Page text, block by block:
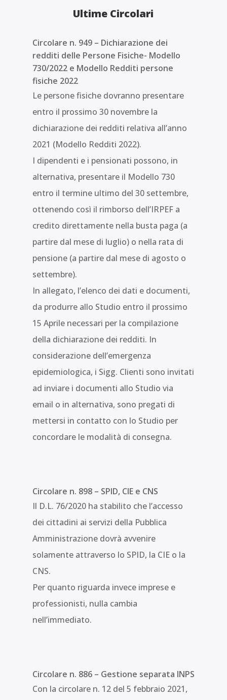
Ultime Circolari
Circolare n. 949 – Dichiarazione dei
redditi delle Persone Fisiche- Modello
730/2022 e Modello Redditi persone
fisiche 2022
Le persone fisiche dovranno presentare
entro il prossimo 30 novembre la
dichiarazione dei redditi relativa all’anno
2021 (Modello Redditi 2022).
I dipendenti e i pensionati possono, in
alternativa, presentare il Modello 730
entro il termine ultimo del 30 settembre,
ottenendo così il rimborso dell’IRPEF a
credito direttamente nella busta paga (a
partire dal mese di luglio) o nella rata di
pensione (a partire dal mese di agosto o
settembre).
In allegato, l’elenco dei dati e documenti,
da produrre allo Studio entro il prossimo
15 Aprile necessari per la compilazione
della dichiarazione dei redditi. In
considerazione dell’emergenza
epidemiologica, i Sigg. Clienti sono invitati
ad inviare i documenti allo Studio via
email o in alternativa, sono pregati di
mettersi in contatto con lo Studio per
concordare le modalità di consegna.
Circolare n. 898 – SPID, CIE e CNS
Il D.L. 76/2020 ha stabilito che l’accesso
dei cittadini ai servizi della Pubblica
Amministrazione dovrà avvenire
solamente attraverso lo SPID, la CIE o la
CNS.
Per quanto riguarda invece imprese e
professionisti, nulla cambia
nell’immediato.
Circolare n. 886 – Gestione separata INPS
Con la circolare n. 12 del 5 febbraio 2021,